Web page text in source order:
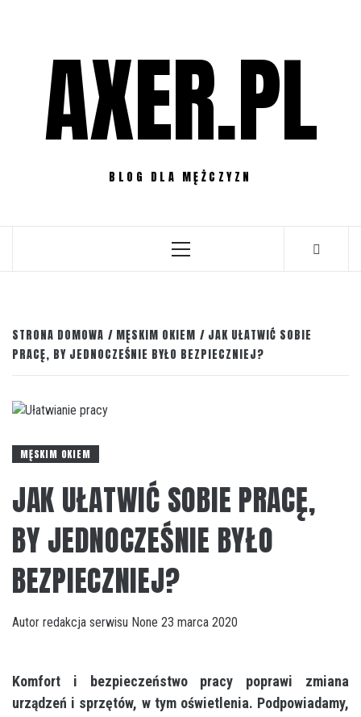
AXER.PL
BLOG DLA MĘŻCZYZN
Menu
STRONA DOMOWA MĘSKIM OKIEM
JAK UŁATWIĆ SOBIE
PRACĘ, BY JEDNOCZEŚNIE BYŁO BEZPIECZNIEJ?
MĘSKIM OKIEM
JAK UŁATWIĆ SOBIE PRACĘ,
BY JEDNOCZEŚNIE BYŁO
BEZPIECZNIEJ?
Autor redakcja serwisu None 23 marca 2020
Komfort i bezpieczeństwo pracy poprawi zmiana
urządzeń i sprzętów, w tym oświetlenia. Podpowiadamy,